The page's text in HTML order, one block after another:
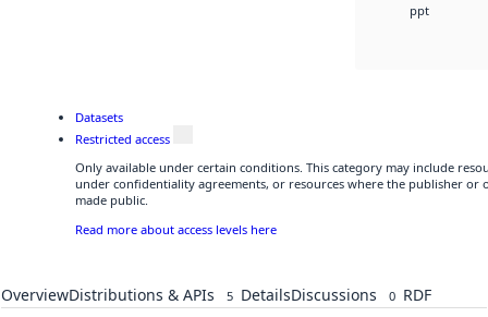
ppt
Datasets
Restricted access
Only available under certain conditions. This category may include
under confidentiality agreements, or resources where the publisher or
made public.
Read more about access levels here
OverviewDistributions & APIs 5 DetailsDiscussions 0 RDF